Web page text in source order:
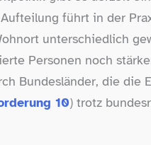
führt in der
unterschiedlich
Personen noch
Bundesländer, die die
10) trotz